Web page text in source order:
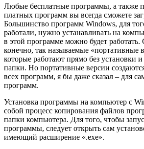
Любые бесплатные программы, а также
платных программ вы всегда сможете
Большинство программ Windows, для
работали, нужно устанавливать на
в этой программе можно будет
конечно, так называемые «портативные
которые работают прямо без установки и
папки. Но портативные версии
всех программ, я бы даже сказал – для
программ.
Установка программы на компьютер с
собой процесс копирования файлов
папки компьютера. Для того, чтобы
программы, следует открыть сам
имеющий расширение «.exe».